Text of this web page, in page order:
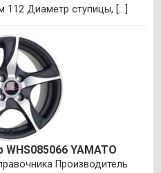
Диаметр ступицы, [...]
YAMATO
Производитель